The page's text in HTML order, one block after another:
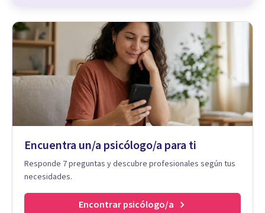
Encuentra un/a psicólogo/a para ti
Responde 7 preguntas y descubre profesionales según tus
necesidades.
Encontrar psicólogo/a